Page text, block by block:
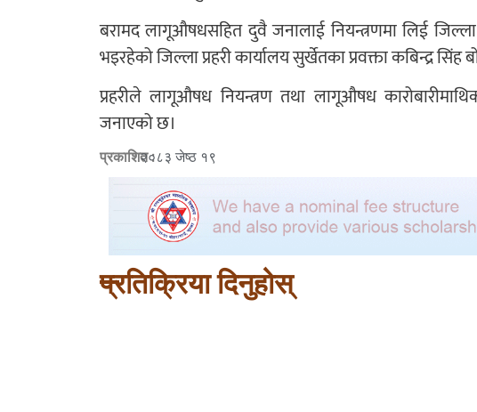
बरामद लागूऔषधसहित दुवै जनालाई नियन्त्रणमा लिई
भइरहेको जिल्ला प्रहरी कार्यालय सुर्खेतका प्रवक्ता कबिन्द्र
प्रहरीले लागूऔषध नियन्त्रण तथा लागूऔषध
जनाएको छ।
प्रकाशित :२०८३ जेष्ठ १९
प्रतिक्रिया दिनुहोस्